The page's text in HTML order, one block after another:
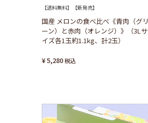
【送料無料】【新発売】
国産 メロンの食べ比べ《青肉（グリ
ーン）と赤肉（オレンジ）》（3Lサ
イズ各1玉約1.1kg、計2玉）
¥5,280税込